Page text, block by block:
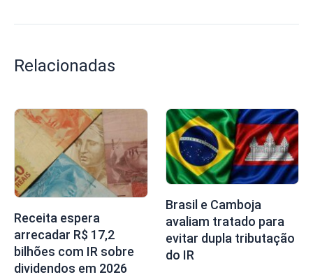
Relacionadas
Receita espera
arrecadar R$ 17,2
bilhões com IR sobre
dividendos em 2026
Brasil e Camboja
avaliam tratado para
evitar dupla tributação
do IR